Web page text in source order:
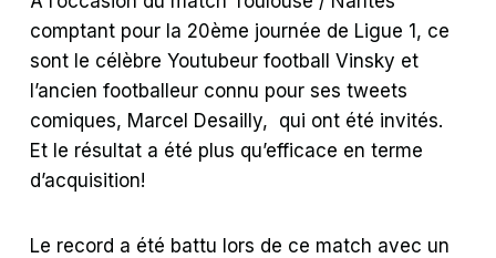
comptant pour la 20ème journée de Ligue 1, ce
sont le célèbre Youtubeur football Vinsky et
l’ancien footballeur connu pour ses tweets
comiques, Marcel Desailly, qui ont été invités.
Et le résultat a été plus qu’efficace en terme
d’acquisition!
Le record a été battu lors de ce match avec un